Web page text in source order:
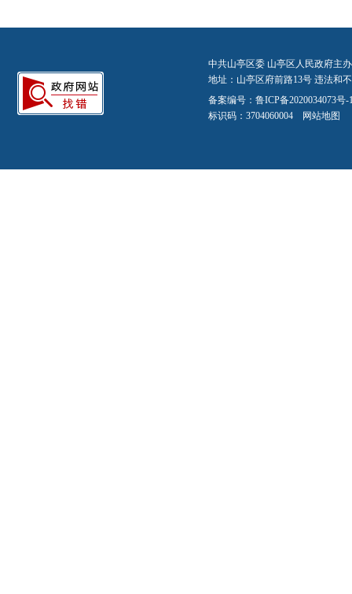
中共山亭区委 山亭区人民政府主
地址：山亭区府前路13号 违法和
备案编号： 鲁ICP备2020034073号-
标识码：3704060004 网站地图